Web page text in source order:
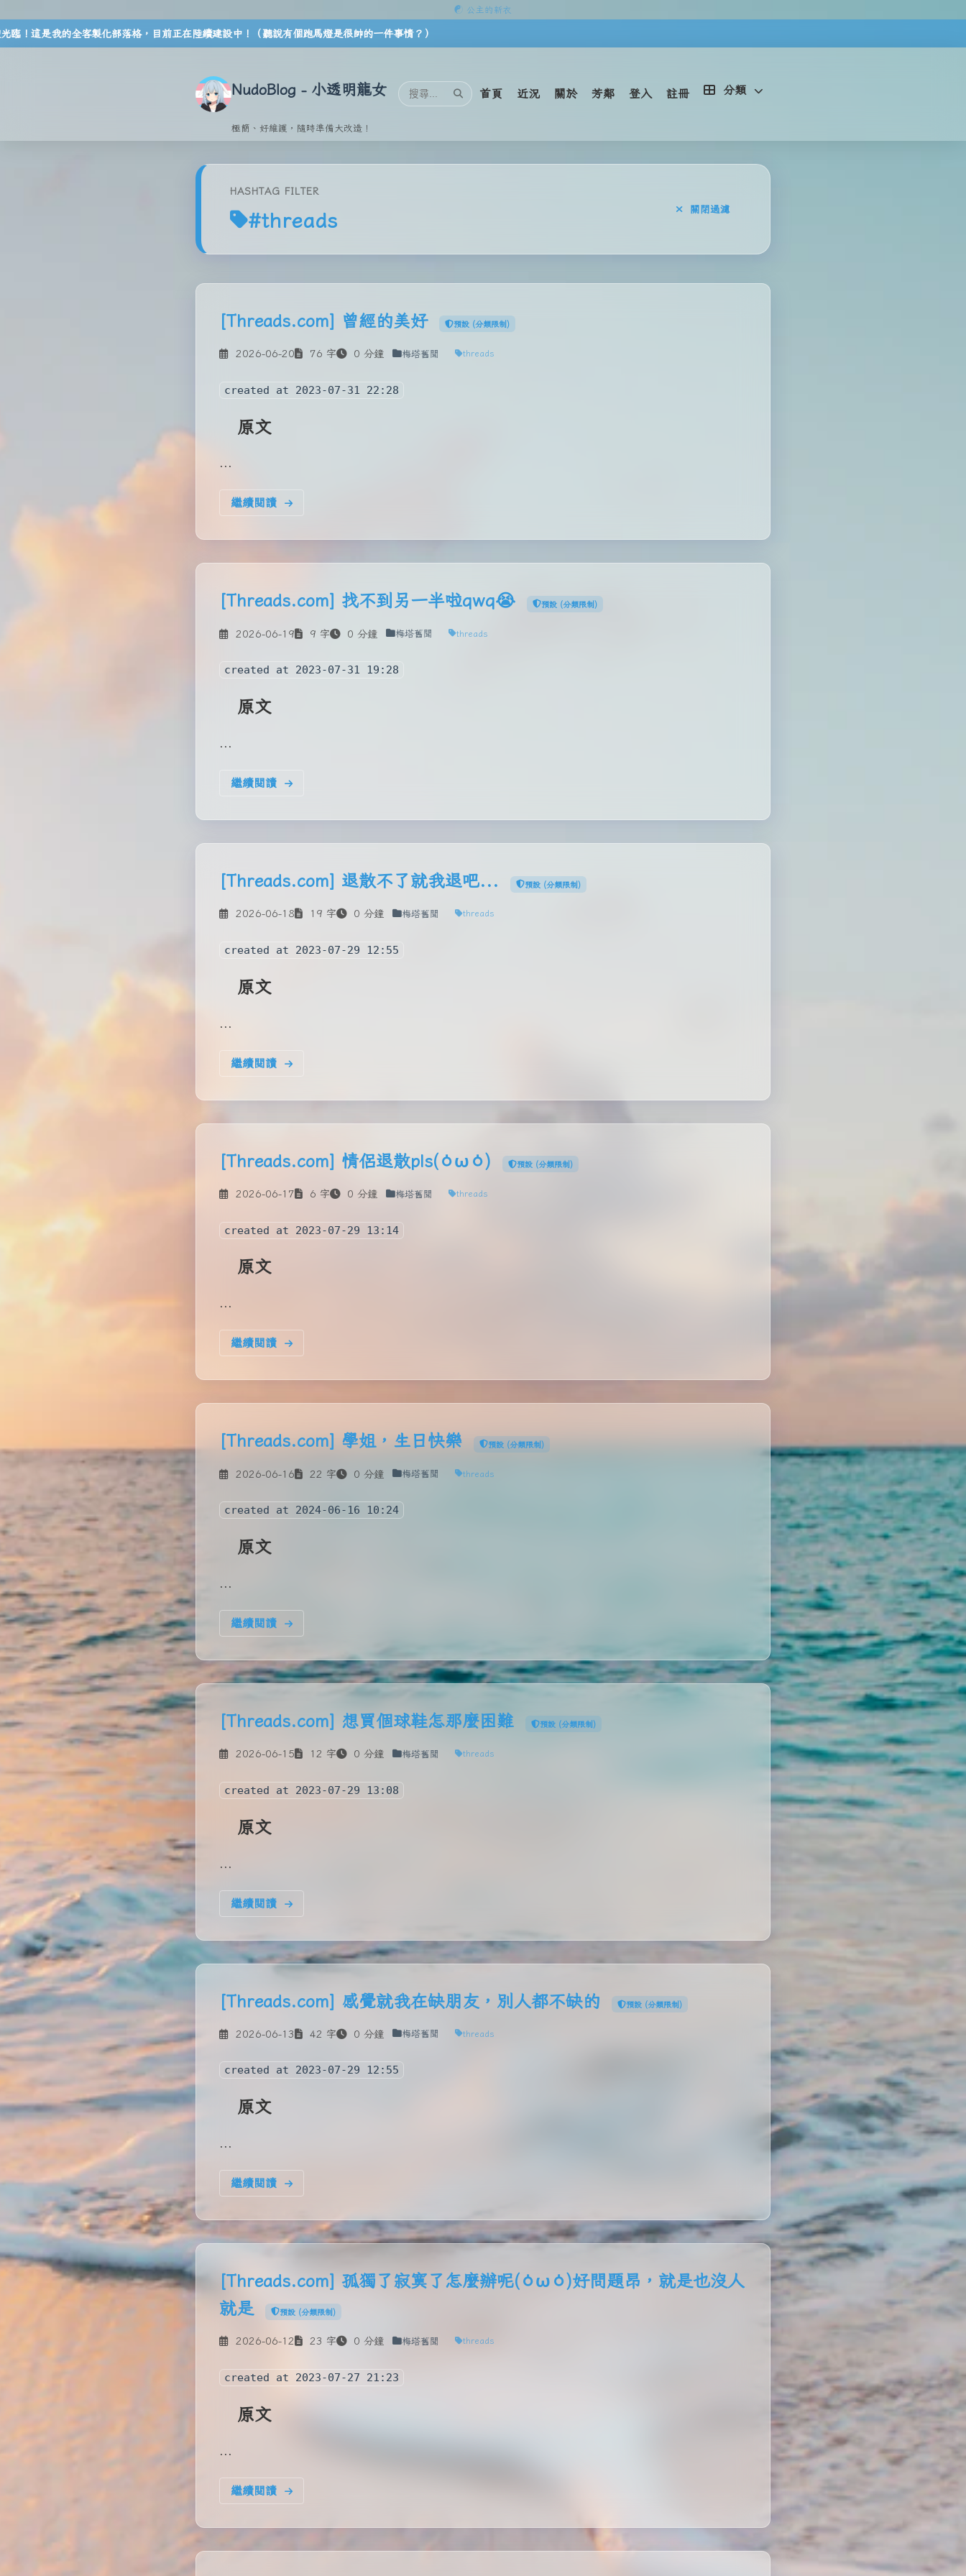
☯ 公主的新衣
中！（聽說有個跑馬燈是很帥的一件事情？）
NudoBlog - 小透明龍女
極簡、好維護，隨時準備大改造！
首頁 近況 關於 芳鄰 登入 註冊 分類
HASHTAG FILTER
#threads 關閉過濾
[Threads.com] 曾經的美好 預設 (分類限制)
2026-06-20 76 字 0 分鐘 梅塔舊聞 threads
created at 2023-07-31 22:28
原文
...
繼續閱讀
[Threads.com] 找不到另一半啦qwq😭 預設 (分類限制)
2026-06-19 9 字 0 分鐘 梅塔舊聞 threads
created at 2023-07-31 19:28
原文
...
繼續閱讀
[Threads.com] 退散不了就我退吧... 預設 (分類限制)
2026-06-18 19 字 0 分鐘 梅塔舊聞 threads
created at 2023-07-29 12:55
原文
...
繼續閱讀
[Threads.com] 情侶退散pls(⁠ㆁ⁠ω⁠ㆁ⁠) 預設 (分類限制)
2026-06-17 6 字 0 分鐘 梅塔舊聞 threads
created at 2023-07-29 13:14
原文
...
繼續閱讀
[Threads.com] 學姐，生日快樂 預設 (分類限制)
2026-06-16 22 字 0 分鐘 梅塔舊聞 threads
created at 2024-06-16 10:24
原文
...
繼續閱讀
[Threads.com] 想買個球鞋怎那麼困難 預設 (分類限制)
2026-06-15 12 字 0 分鐘 梅塔舊聞 threads
created at 2023-07-29 13:08
原文
繼續閱讀
[Threads.com] 感覺就我在缺朋友，別人都不缺的 預設 (分類限制)
2026-06-13 42 字 0 分鐘 梅塔舊聞 threads
created at 2023-07-29 12:55
原文
...
繼續閱讀
[Threads.com] 孤獨了寂寞了怎麼辦呢(⁠ㆁ⁠ω⁠ㆁ⁠)好問題昂，就是也沒人
就是
預設 (分類限制)
2026-06-12 23 字 0 分鐘 梅塔舊聞 threads
created at 2023-07-27 21:23
原文
...
繼續閱讀